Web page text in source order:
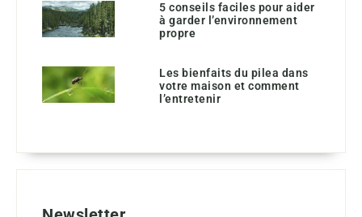
5 conseils faciles pour aider
à garder l’environnement
propre
Les bienfaits du pilea dans
votre maison et comment
l’entretenir